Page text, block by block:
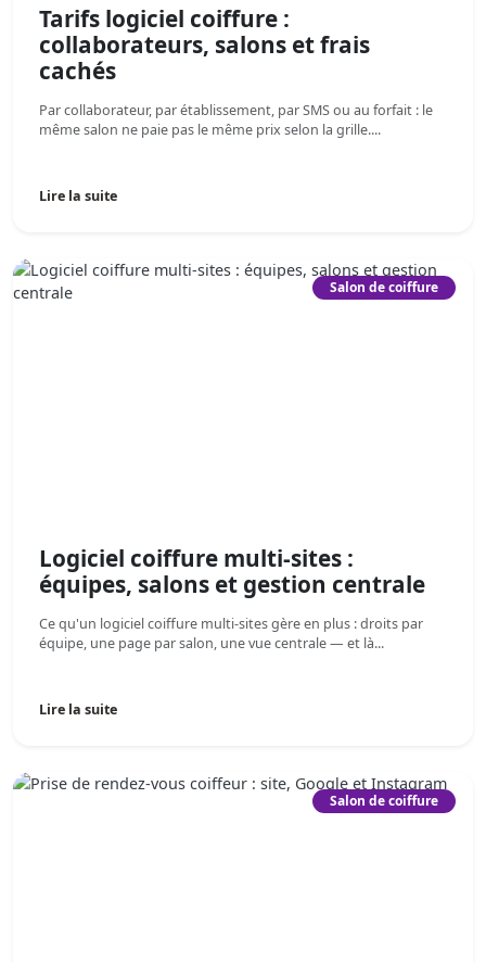
Tarifs logiciel coiffure :
collaborateurs, salons et frais
cachés
Par collaborateur, par établissement, par SMS ou au forfait : le
même salon ne paie pas le même prix selon la grille....
Lire la suite
Salon de coiffure
Logiciel coiffure multi-sites :
équipes, salons et gestion centrale
Ce qu'un logiciel coiffure multi-sites gère en plus : droits par
équipe, une page par salon, une vue centrale — et là...
Lire la suite
Salon de coiffure